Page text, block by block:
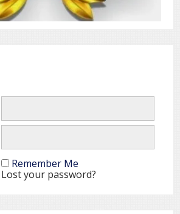
Remember Me
Lost your password?